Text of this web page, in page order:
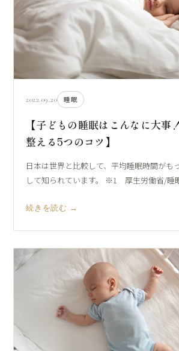
2022.09.20 睡眠
【子どもの睡眠はこんなに大事
整える5つのコツ】
日本は世界と比較して、平均睡眠時間がも
して知られています。 ※1 厚生労働省/睡
続きを読む →